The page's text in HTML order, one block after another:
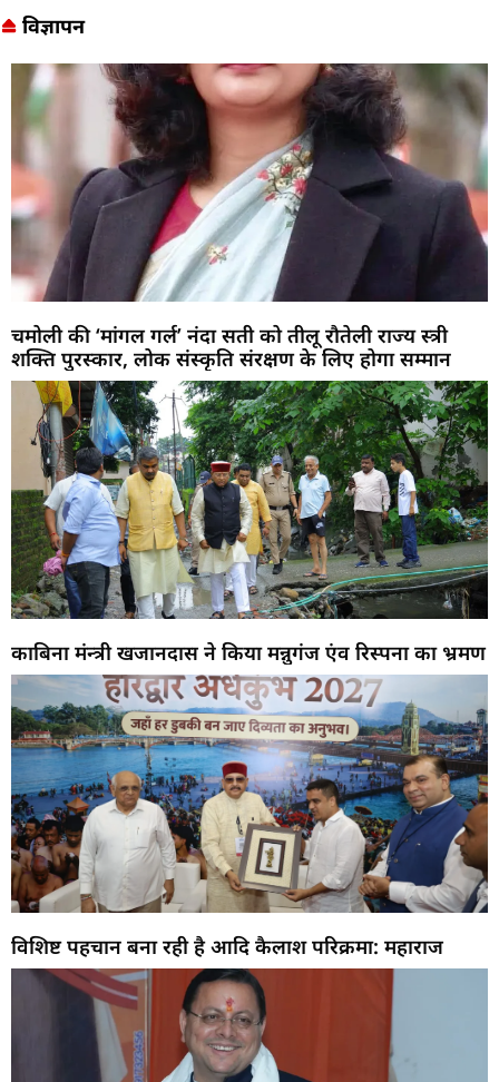
विज्ञापन
चमोली की ‘मांगल गर्ल’ नंदा सती को तीलू रौतेली राज्य स्त्री
शक्ति पुरस्कार, लोक संस्कृति संरक्षण के लिए होगा सम्मान
काबिना मंन्त्री खजानदास ने किया मन्नुगंज एंव रिस्पना का भ्रमण
विशिष्ट पहचान बना रही है आदि कैलाश परिक्रमा: महाराज